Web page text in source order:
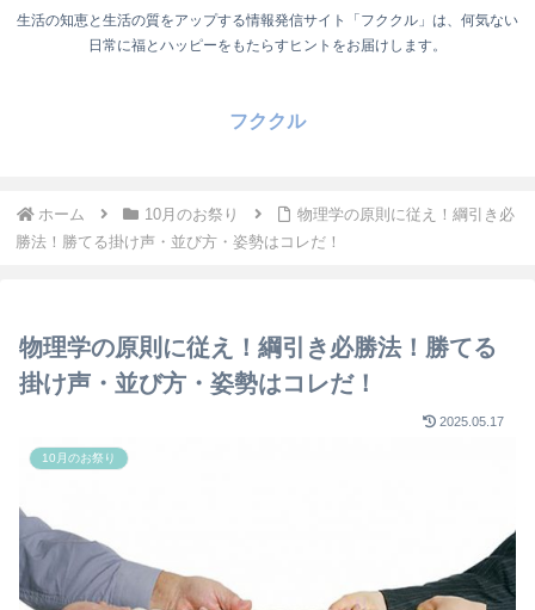
生活の知恵と生活の質をアップする情報発信サイト「フククル」は、何気ない
日常に福とハッピーをもたらすヒントをお届けします。
フククル
ホーム 10月のお祭り
物理学の原則に従え！綱引き必
勝法！勝てる掛け声・並び方・姿勢はコレだ！
物理学の原則に従え！綱引き必勝法！勝てる
掛け声・並び方・姿勢はコレだ！
2025.05.17
10月のお祭り